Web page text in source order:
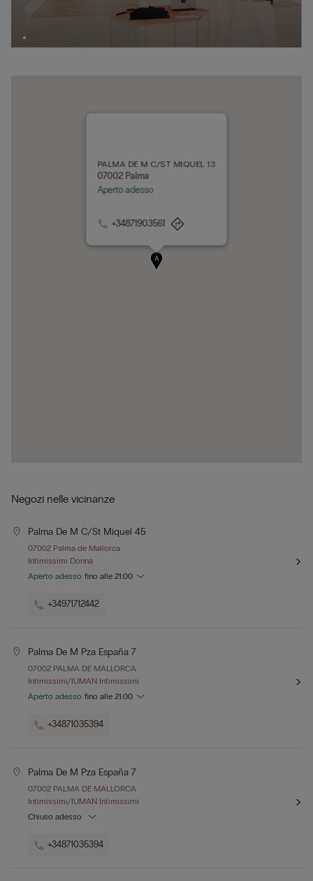
A
PALMA DE M C/ST MIQUEL 13
07002 Palma
Aperto adesso
+34871903561
Negozi nelle vicinanze
Palma De M C/st Miquel 45
07002 Palma de Mallorca
Intimissimi Donna
Aperto adesso fino alle 21:00
+34971712442
Palma De M Pza España 7
07002 PALMA DE MALLORCA
Intimissimi/IUMAN Intimissimi
Aperto adesso fino alle 21:00
+34871035394
Palma De M Pza España 7
07002 PALMA DE MALLORCA
Intimissimi/IUMAN Intimissimi
Chiuso adesso
+34871035394